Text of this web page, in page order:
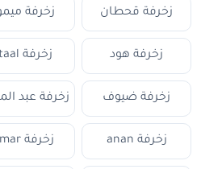
زخرفة قحطان زخرفة
زخرفة هود زخرفة rytaal
زخرفة ضيوف زخرفة عبد
زخرفة anan زخرفة asmar